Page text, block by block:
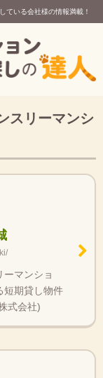
ている会社様の情報満載！
スリーマンシ
マンショ
短期貸し物件
式会社)